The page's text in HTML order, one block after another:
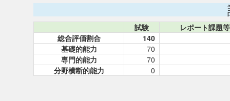
試験
レポート課題等
総合評価割合
140
基礎的能力
70
専門的能力
70
分野横断的能力
0